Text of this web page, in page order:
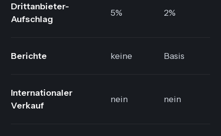
Drittanbieter-
Aufschlag
5% 2%
Berichte keine Basis
Internationaler
Verkauf
nein nein